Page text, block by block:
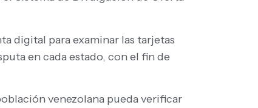
digital para examinar las tarjetas
en cada estado, con el fin de
venezolana pueda verificar